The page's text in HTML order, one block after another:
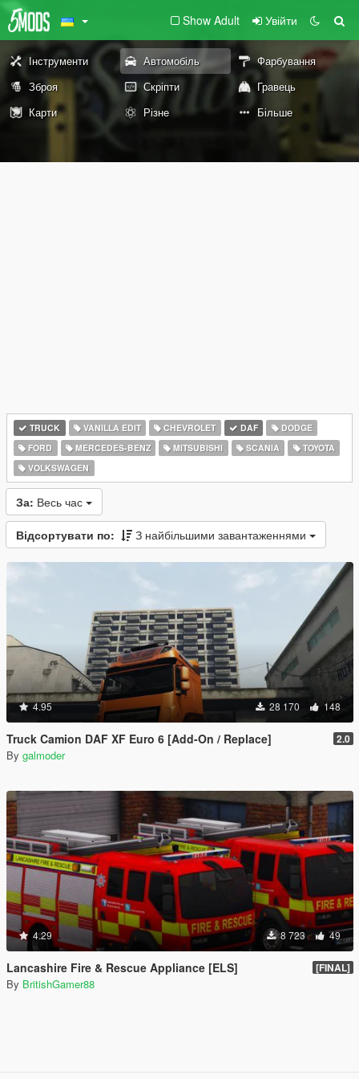
Show Adult Увійти
Інструменти Автомобіль
Фарбування
Зброя
Скріпти
Гравець
Карти
Різне Більше
TRUCK VANILLA EDIT CHEVROLET DAF
DODGE
FORD
MERCEDES-BENZ MITSUBISHI SCANIA
TOYOTA
VOLKSWAGEN
За: Весь час
Відсортувати по: З найбільшими завантаженнями
4.95 28 170 148
Truck Camion DAF XF Euro 6 [Add-On / Replace] 2.0
By galmoder
4.29 8 723 49
Lancashire Fire & Rescue Appliance [ELS] [FINAL]
By BritishGamer88